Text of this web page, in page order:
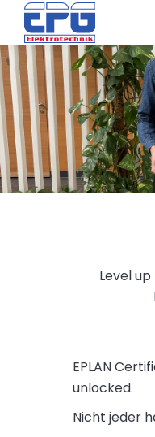
Level up
EPLAN
unlocked.
Nicht jeder